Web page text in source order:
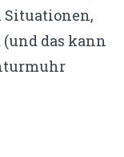
Situationen,
das kann